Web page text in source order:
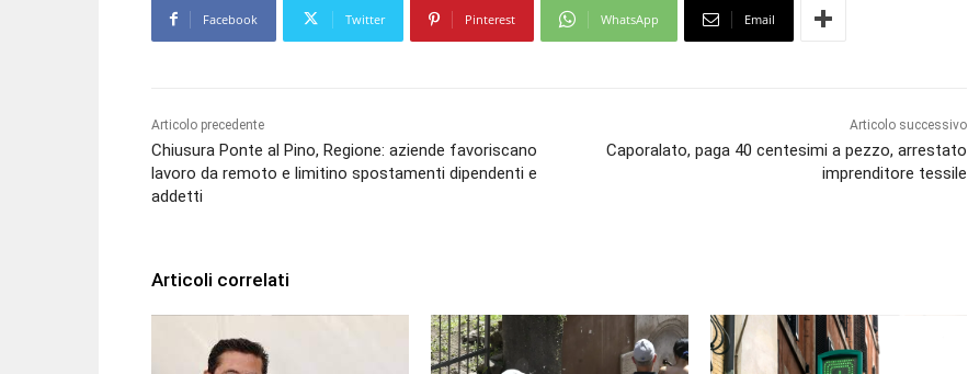
Facebook Twitter Pinterest WhatsApp Email
Articolo precedente
Chiusura Ponte al Pino, Regione: aziende favoriscano
lavoro da remoto e limitino spostamenti dipendenti e
addetti
Articolo successivo
Caporalato, paga 40 centesimi a pezzo, arrestato
imprenditore tessile
Articoli correlati